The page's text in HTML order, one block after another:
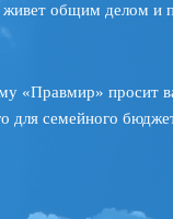
общим делом и
«Правмир» просит
семейного